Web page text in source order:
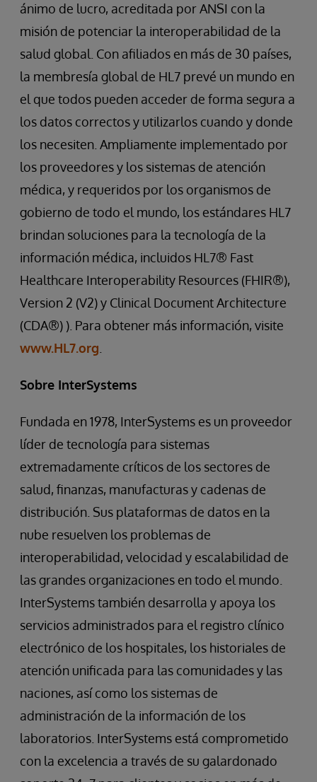
ánimo de lucro, acreditada por ANSI con la
misión de potenciar la interoperabilidad de la
salud global. Con afiliados en más de 30 países,
la membresía global de HL7 prevé un mundo en
el que todos pueden acceder de forma segura a
los datos correctos y utilizarlos cuando y donde
los necesiten. Ampliamente implementado por
los proveedores y los sistemas de atención
médica, y requeridos por los organismos de
gobierno de todo el mundo, los estándares HL7
brindan soluciones para la tecnología de la
información médica, incluidos HL7® Fast
Healthcare Interoperability Resources (FHIR®),
Version 2 (V2) y Clinical Document Architecture
(CDA®) ). Para obtener más información, visite
www.HL7.org
Sobre InterSystems
Fundada en 1978, InterSystems es un proveedor
líder de tecnología para sistemas
extremadamente críticos de los sectores de
salud, finanzas, manufacturas y cadenas de
distribución. Sus plataformas de datos en la
nube resuelven los problemas de
interoperabilidad, velocidad y escalabilidad de
las grandes organizaciones en todo el mundo.
InterSystems también desarrolla y apoya los
servicios administrados para el registro clínico
electrónico de los hospitales, los historiales de
atención unificada para las comunidades y las
naciones, así como los sistemas de
administración de la información de los
laboratorios. InterSystems está comprometido
con la excelencia a través de su galardonado